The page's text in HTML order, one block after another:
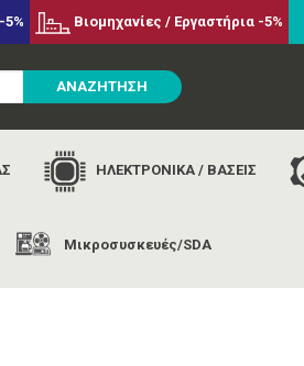
Βιομηχανίες / Εργαστήρια -5%
ΑΝΑΖΗΤΗΣΗ
ΗΛΕΚΤΡΟΝΙΚΑ / ΒΑΣΕΙΣ
Μικροσυσκευές/SDA
ac pro (uap-ac-pro)